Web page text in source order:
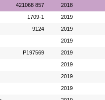
421068 857 2018
1709-1 2019
9124 2019
2019
P197569 2019
2019
2019
2019